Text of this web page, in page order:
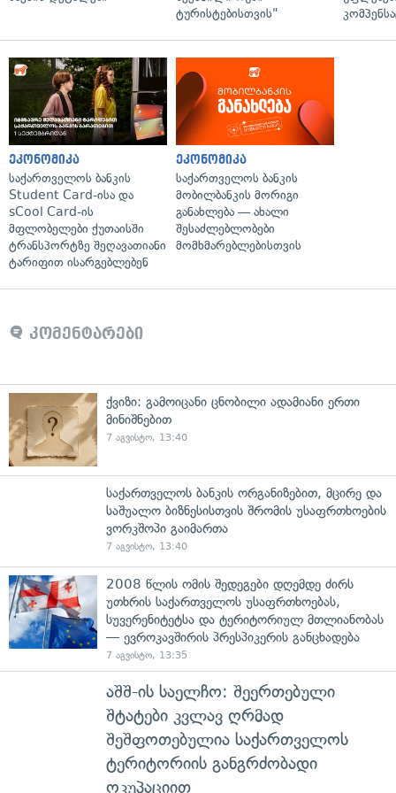
ტურისტებისთვის"
ეკონომიკა
საქართველოს ბანკის
Student Card-ისა და
sCool Card-ის
მფლობელები ქუთაისში
ტრანსპორტზე შეღავათიანი
ტარიფით ისარგებლებენ
ეკონომიკა
საქართველოს ბანკის
მობილბანკის მორიგი
განახლება — ახალი
შესაძლებლობები
მომხმარებლებისთვის
კომენტარები
ქვიზი: გამოიცანი ცნობილი ადამიანი ერთი
მინიშნებით
7 აგვისტო, 13:40
საქართველოს ბანკის ორგანიზებით, მცირე და
საშუალო ბიზნესისთვის შრომის უსაფრთხოების
ვორკშოპი გაიმართა
7 აგვისტო, 13:40
2008 წლის ომის შედეგები დღემდე ძირს
უთხრის საქართველოს უსაფრთხოებას,
სუვერენიტეტსა და ტერიტორიულ მთლიანობას
— ევროკავშირის პრესპიკერის განცხადება
7 აგვისტო, 13:35
აშშ-ის საელჩო: შეერთებული
შტატები კვლავ ღრმად
შეშფოთებულია საქართველოს
ტერიტორიის განგრძობადი
ოკუპაციით